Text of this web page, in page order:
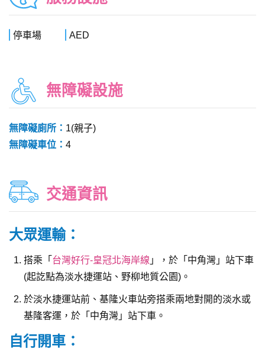
停車場 AED
無障礙設施
無障礙廁所： 1(親子)
無障礙車位： 4
交通資訊
大眾運輸：
搭乘「 台灣好行-皇冠北海岸線 」，於「中角灣」站下車
(起訖點為淡水捷運站、野柳地質公園)。
於淡水捷運站前、基隆火車站旁搭乘兩地對開的淡水或
基隆客運，於「中角灣」站下車。
自行開車：